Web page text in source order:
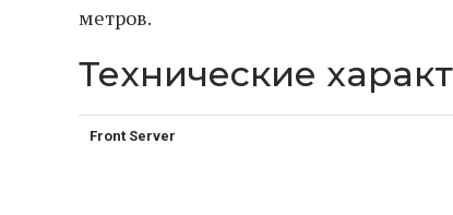
метров.
Технические
Front Server